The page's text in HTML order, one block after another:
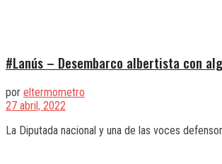
#Lanús – Desembarco albertista con
por eltermometro
27 abril, 2022
La Diputada nacional y una de las voces